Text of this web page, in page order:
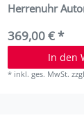
Herrenuhr
369,00 € *
In den
* inkl. ges. MwSt.